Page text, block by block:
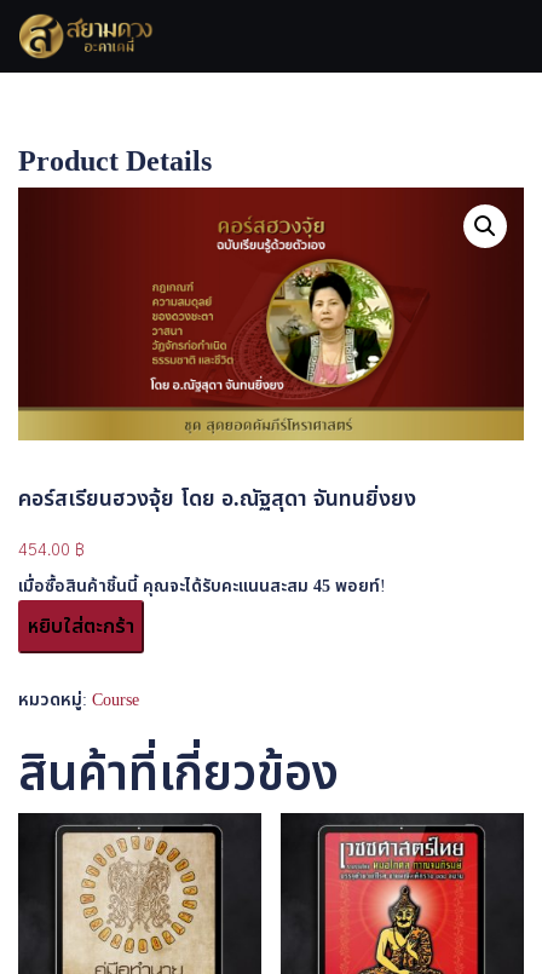
Product Details
คอร์สเรียนฮวงจุ้ย โดย อ.ณัฐสุดา จันทนยิ่งยง
คอร์สเรียนฮวงจุ้ย โดย อ.ณัฐสุดา จันทนยิ่งยง
454.00 ฿
เมื่อซื้อสินค้าชิ้นนี้ คุณจะได้รับคะแนนสะสม 45พอยท์!
หยิบใส่ตะกร้า
หมวดหมู่: Course
สินค้าที่เกี่ยวข้อง